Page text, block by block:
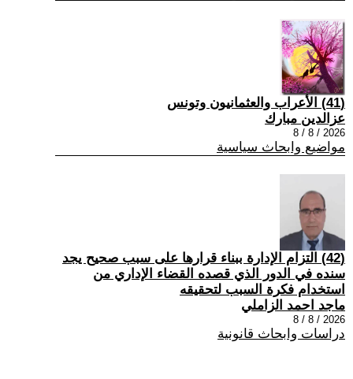
(41) الأعراب والعثمانيون وتونس
عزالدين مبارك
2026 / 8 / 8
مواضيع وابحاث سياسية
(42) التزام الإدارة ببناء قرارها على سبب صحیح یجد
سنده في الدور الذي قصده القضاء الإداري من
استخدام فكرة السبب لتحقیقه
ماجد احمد الزاملي
2026 / 8 / 8
دراسات وابحاث قانونية